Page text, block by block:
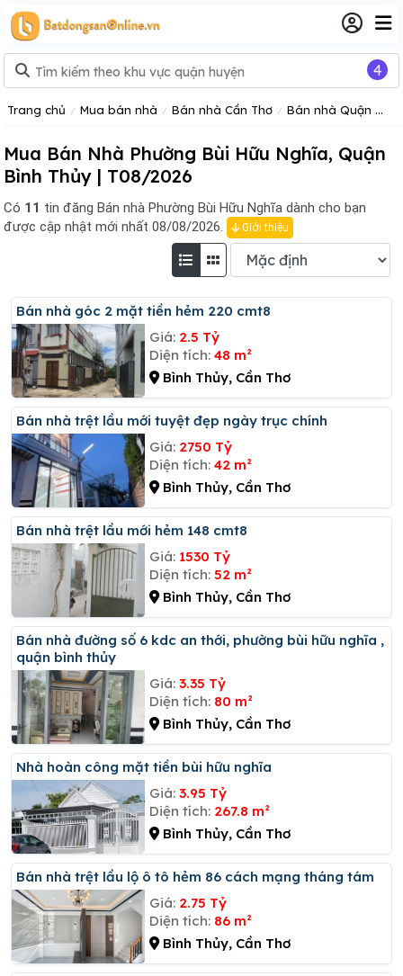
Trang chủ Mua bán nhà Bán nhà Cần Thơ Bán nhà Quận Bình Thuỷ
Mua Bán Nhà Phường Bùi Hữu Nghĩa, Quận
Bình Thủy | T08/2026
Có 11 tin đăng Bán nhà Phường Bùi Hữu Nghĩa dành cho bạn
được cập nhật mới nhất 08/08/2026.
Giới thiệu
Bán nhà góc 2 mặt tiền hẻm 220 cmt8
Giá: 2.5 Tỷ
Diện tích: 48 m²
Bình Thủy, Cần Thơ
Bán nhà trệt lầu mới tuyệt đẹp ngày trục chính
Giá: 2750 Tỷ
Diện tích: 42 m²
Bình Thủy, Cần Thơ
Bán nhà trệt lầu mới hẻm 148 cmt8
Giá: 1530 Tỷ
Diện tích: 52 m²
Bình Thủy, Cần Thơ
Bán nhà đường số 6 kdc an thới, phường bùi hữu nghĩa ,
quận bình thủy
Giá: 3.35 Tỷ
Diện tích: 80 m²
Bình Thủy, Cần Thơ
Nhà hoàn công mặt tiền bùi hữu nghĩa
Giá: 3.95 Tỷ
Diện tích: 267.8 m²
Bình Thủy, Cần Thơ
Bán nhà trệt lầu lộ ô tô hẻm 86 cách mạng tháng tám
Giá: 2.75 Tỷ
Diện tích: 86 m²
Bình Thủy, Cần Thơ
4